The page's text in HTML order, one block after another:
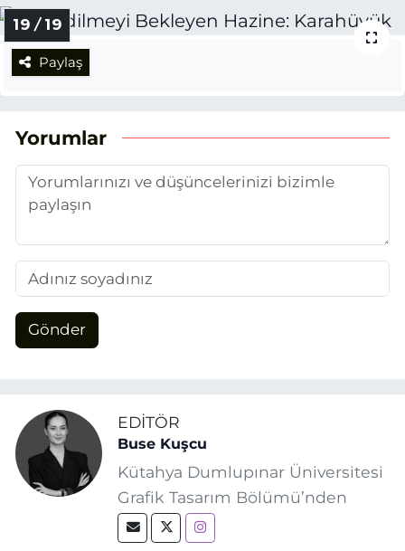
19 / 19
Paylaş
Yorumlar
Gönder
EDITÖR
Buse Kuşcu
Kütahya Dumlupınar Üniversitesi
Grafik Tasarım Bölümü’nden
2024 yılında mezun oldum. 17